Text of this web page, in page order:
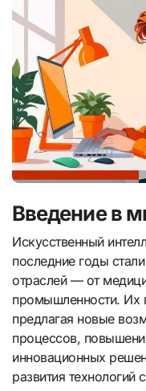
Введение в
Искусственный интеллект (AI) и нейросети за
последние годы
отраслей — от
промышленности. Их
предлагая новые
процессов,
инновационных
развития